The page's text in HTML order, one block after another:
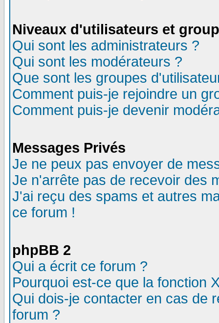
Niveaux d'utilisateurs et
Qui sont les administrateurs ?
Qui sont les modérateurs ?
Que sont les groupes
Comment puis-je rejoindre un
Comment puis-je devenir
Messages Privés
Je ne peux pas envoyer de
Je n'arrête pas de recevoir des
J'ai reçu des spams et autres
ce forum !
phpBB 2
Qui a écrit ce forum ?
Pourquoi est-ce que la fonction
Qui dois-je contacter en cas de
forum ?